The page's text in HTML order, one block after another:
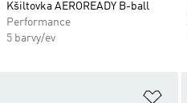
Kšiltovka AEROREADY B-ball
Performance
5 barvy/ev